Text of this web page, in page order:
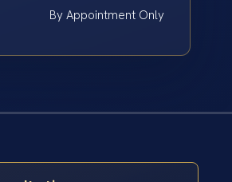
By Appointment Only